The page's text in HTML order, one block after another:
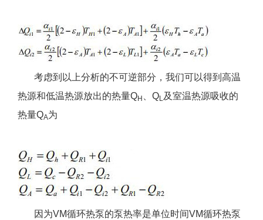
考虑到以上分析的不可逆部分，我们可以得到高温
热源和低温热源放出的热量QH 、QL及室温热源吸收的
热量QA为
因为VM循环热泵的泵热率是单位时间VM循环热泵